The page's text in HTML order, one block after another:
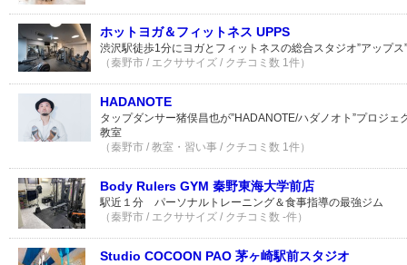
ホットヨガ＆フィットネス UPPS
渋沢駅徒歩1分にヨガとフィットネスの総合スタジオ”アップス
（秦野市 / エクササイズ / クチコミ数 1件）
HADANOTE
タップダンサー猪俣昌也が”HADANOTE/ハダノオト”プロジ
教室
（秦野市 / 教室・習い事 / クチコミ数 1件）
Body Rulers GYM 秦野東海大学前店
駅近１分 パーソナルトレーニング＆食事指導の最強ジム
（秦野市 / エクササイズ / クチコミ数 -件）
Studio COCOON PAO 茅ヶ崎駅前スタジオ